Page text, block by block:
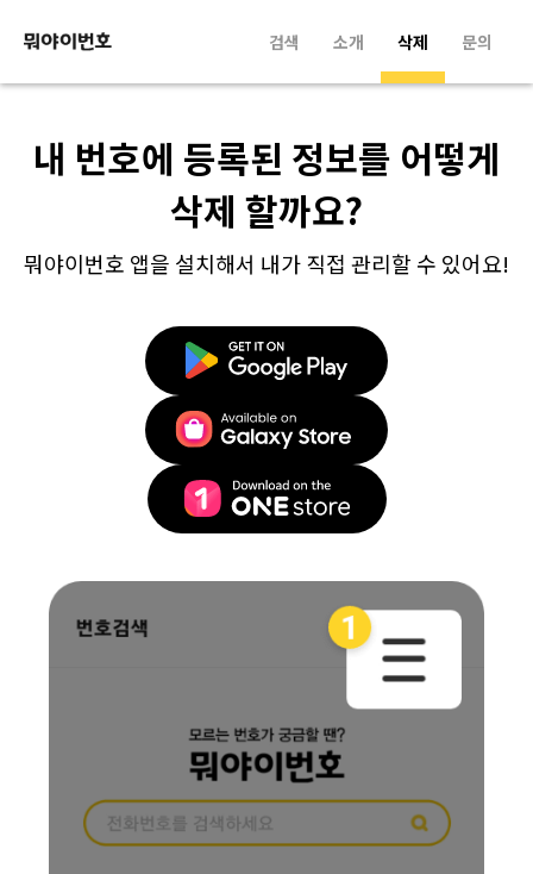
검색 소개 삭제 문의
내 번호에 등록된 정보를 어떻게
삭제 할까요?
뭐야이번호 앱을 설치해서 내가 직접 관리할 수 있어요!